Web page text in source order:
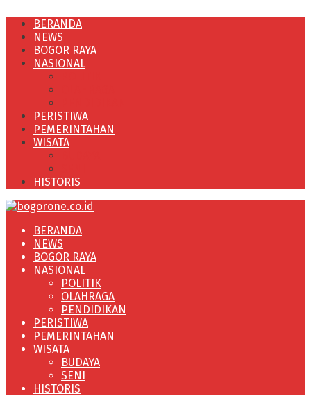
BERANDA
NEWS
BOGOR RAYA
NASIONAL
PERISTIWA
PEMERINTAHAN
WISATA
HISTORIS
BERANDA
NEWS
BOGOR RAYA
NASIONAL
POLITIK
OLAHRAGA
PENDIDIKAN
PERISTIWA
PEMERINTAHAN
WISATA
BUDAYA
SENI
HISTORIS